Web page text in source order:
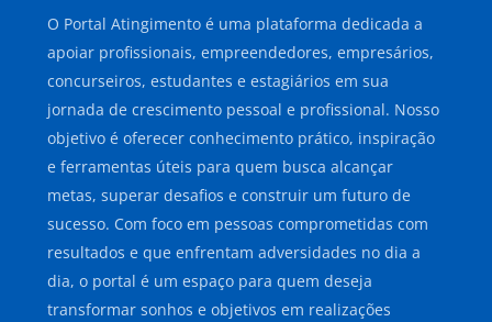
O Portal Atingimento é uma plataforma dedicada a
apoiar profissionais, empreendedores, empresários,
concurseiros, estudantes e estagiários em sua
jornada de crescimento pessoal e profissional. Nosso
objetivo é oferecer conhecimento prático, inspiração
e ferramentas úteis para quem busca alcançar
metas, superar desafios e construir um futuro de
sucesso. Com foco em pessoas comprometidas com
resultados e que enfrentam adversidades no dia a
dia, o portal é um espaço para quem deseja
transformar sonhos e objetivos em realizações